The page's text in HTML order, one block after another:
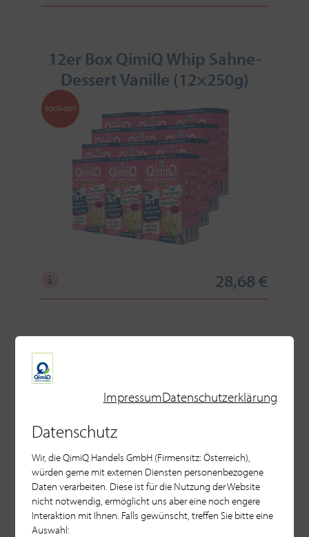
12er Box QimiQ Whip Sahne-
Dessert Vanille (12×250g)
SOLD-OUT
28,68 €
4er Box QimiQ Whip sortiert
9,56 €
ImpressumDatenschutzerklärung
Datenschutz
Wir, die QimiQ Handels GmbH (Firmensitz: Österreich),
würden gerne mit externen Diensten personenbezogene
Daten verarbeiten. Diese ist für die Nutzung der Website
nicht notwendig, ermöglicht uns aber eine noch engere
Interaktion mit Ihnen. Falls gewünscht, treffen Sie bitte eine
Auswahl: